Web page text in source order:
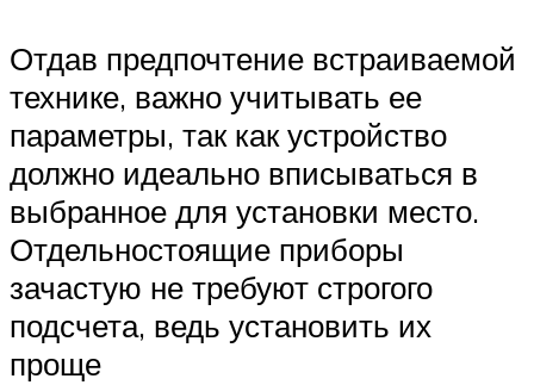
Отдав предпочтение встраиваемой
технике, важно учитывать ее
параметры, так как устройство
должно идеально вписываться в
выбранное для установки место.
Отдельностоящие приборы
зачастую не требуют строгого
подсчета, ведь установить их
проще